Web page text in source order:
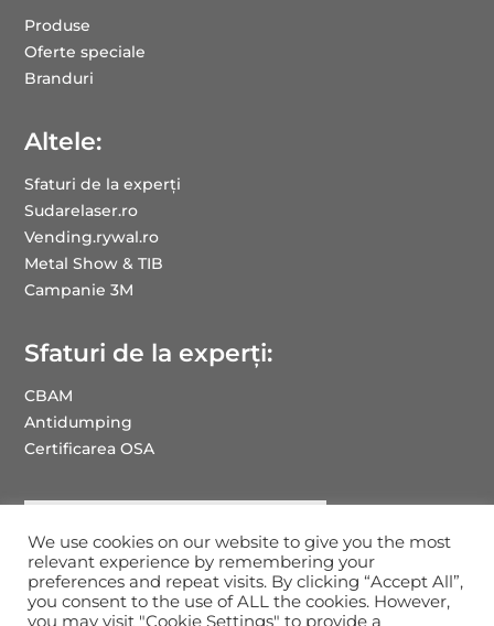
Produse
Oferte speciale
Branduri
Altele:
Sfaturi de la experți
Sudarelaser.ro
Vending.rywal.ro
Metal Show & TIB
Campanie 3M
Sfaturi de la experți:
CBAM
Antidumping
Certificarea OSA
We use cookies on our website to give you the most
relevant experience by remembering your
preferences and repeat visits. By clicking “Accept All”,
you consent to the use of ALL the cookies. However,
you may visit "Cookie Settings" to provide a